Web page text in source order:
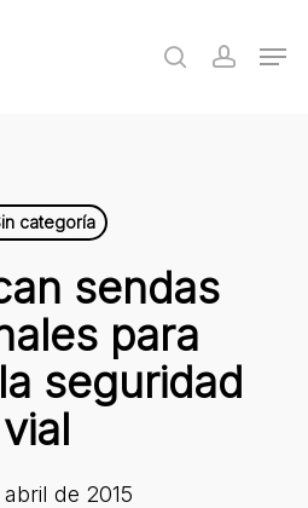
search
categoría
sendas
para
seguridad
vial
de 2015